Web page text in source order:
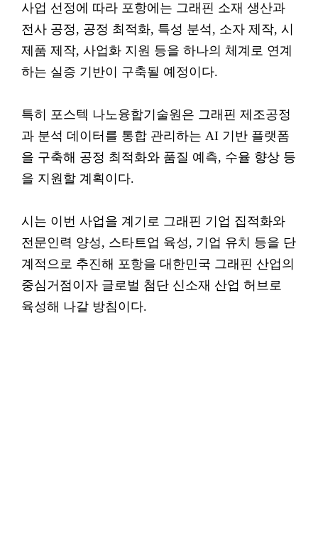
사업 선정에 따라 포항에는 그래핀 소재 생산과
전사 공정, 공정 최적화, 특성 분석, 소자 제작, 시
제품 제작, 사업화 지원 등을 하나의 체계로 연계
하는 실증 기반이 구축될 예정이다.
특히 포스텍 나노융합기술원은 그래핀 제조공정
과 분석 데이터를 통합 관리하는 AI 기반 플랫폼
을 구축해 공정 최적화와 품질 예측, 수율 향상 등
을 지원할 계획이다.
시는 이번 사업을 계기로 그래핀 기업 집적화와
전문인력 양성, 스타트업 육성, 기업 유치 등을 단
계적으로 추진해 포항을 대한민국 그래핀 산업의
중심거점이자 글로벌 첨단 신소재 산업 허브로
육성해 나갈 방침이다.